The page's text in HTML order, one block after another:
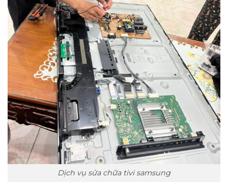
Dịch vụ sửa chữa tivi samsung